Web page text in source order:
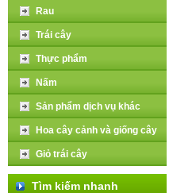
Rau
Trái cây
Thực phẩm
Nấm
Sản phẩm dịch vụ khác
Hoa cây cảnh và giống cây
Giỏ trái cây
Tìm kiếm nhanh